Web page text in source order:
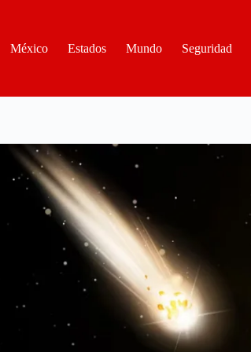
México
Estados Mundo Seguridad